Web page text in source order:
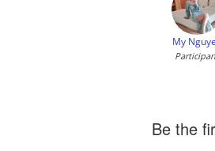
My
Be the